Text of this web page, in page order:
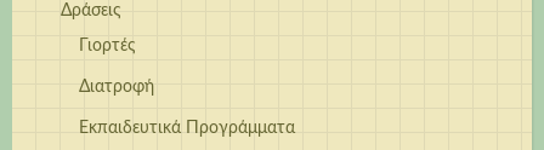
Δράσεις
Γιορτές
Διατροφή
Εκπαιδευτικά Προγράμματα